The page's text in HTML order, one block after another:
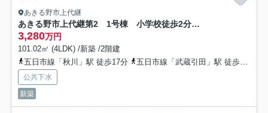
あきる野市上代継
あきる野市上代継第2 1号棟 小学校徒歩2分！子育てに安心の住環境☆
3,280万円
101.02㎡ (4LDK) /新築 /2階建
五日市線「秋川」駅 徒歩17分
五日市線「武蔵引田」駅 徒歩18分
公共下水
新築